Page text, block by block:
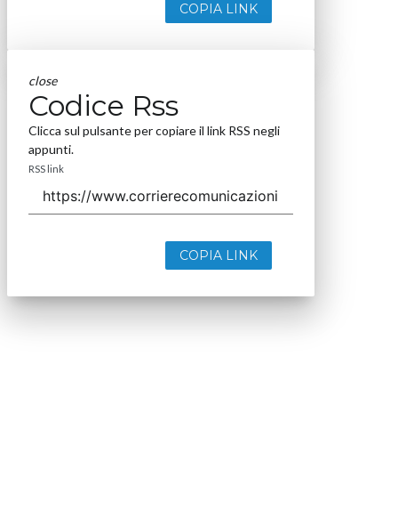
COPIA LINK
close
Codice Rss
Clicca sul pulsante per copiare il link RSS negli
appunti.
RSS link
COPIA LINK